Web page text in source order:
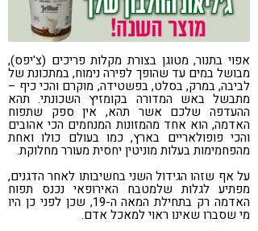
אפוי בתנור, מטוגן בצורת מקלות פריכים (צ'יפס),
מבושל במים עד שהופך לפירה נימוח, במתכונת של
לביבה, במרק, בסלט, בפשטידה, מוקרם והכי כיף –
מתבשל באש המדורה בקומזיץ השכונתי. תהא
ההעדפה שלכם אשר תהא, אין ספק שתפוח
האדמה, הוא אחד מהמזונות המנחמים הכי אהובים
והכי פופולאריים בארץ, כמו בעולם כולו ואחת
מהפחמימות בעלות מוניטין יחסית מעורר מחלוקת.
על אף שזהו הגידול השני בחשיבותו לאחר הדגנים,
מפתיע לגלות שלמטבח האירופאי נכנס תפוח
האדמה רק בתחילת המאה ה-19, שכן לפני כן היו
מי שסברו שאינו ראוי למאכל אדם.